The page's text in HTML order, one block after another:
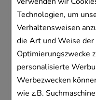
Technologien, um
Verhaltensweisen
die Art und Weise
Optimierungszwecke
personalisierte
Werbezwecken
wie z.B.
17,46 €¹
0,18 € pro 1 Stk